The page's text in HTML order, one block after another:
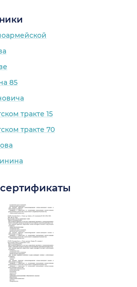
в
при
(но
при
~2-
85
тракте 15
тракте 70